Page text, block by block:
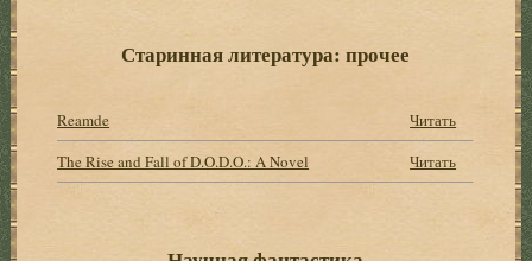
Старинная литература: прочее
Reamde
Читать
The Rise and Fall of D.O.D.O.: A Novel
Читать